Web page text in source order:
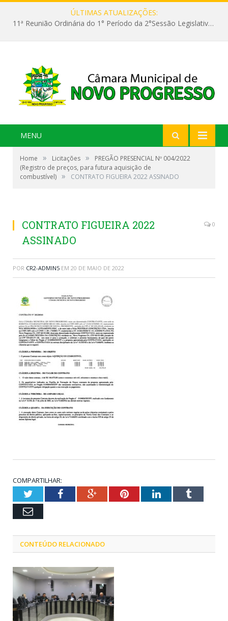
ÚLTIMAS ATUALIZAÇÕES:
11ª Reunião Ordinária do 1° Período da 2°Sessão Legislativa da 9ª Legislatura do Poder Legislativo
MENU
Home » Licitações »
PREGÃO PRESENCIAL Nº 004/2022
(Registro de preços, para futura aquisição de
combustível) » CONTRATO FIGUEIRA 2022 ASSINADO
CONTRATO FIGUEIRA 2022
ASSINADO
0
POR CR2-ADMIN5 EM 20 DE MAIO DE 2022
COMPARTILHAR:
TwitterFacebookGoogle+PinterestLinkedInTumblr
Email
CONTEÚDO RELACIONADO